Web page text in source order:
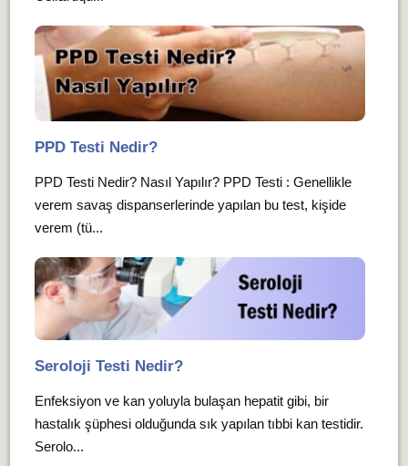
PPD Testi Nedir?
PPD Testi Nedir? Nasıl Yapılır? PPD Testi : Genellikle
verem savaş dispanserlerinde yapılan bu test, kişide
verem (tü...
Seroloji Testi Nedir?
Enfeksiyon ve kan yoluyla bulaşan hepatit gibi, bir
hastalık şüphesi olduğunda sık yapılan tıbbi kan testidir.
Serolo...